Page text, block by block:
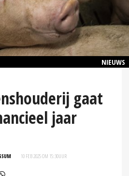
NIEUWS
gaat
jaar
10 FEB 2025 OM 15:30UUR